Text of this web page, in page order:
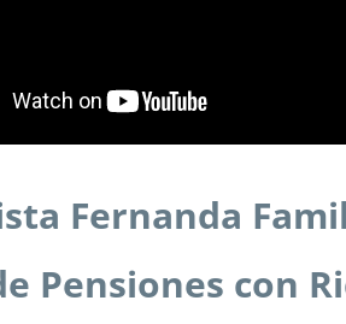
Fernanda
Pensiones con